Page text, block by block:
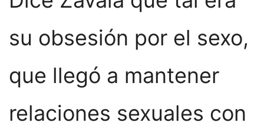
su obsesión por el sexo,
que llegó a mantener
relaciones sexuales con